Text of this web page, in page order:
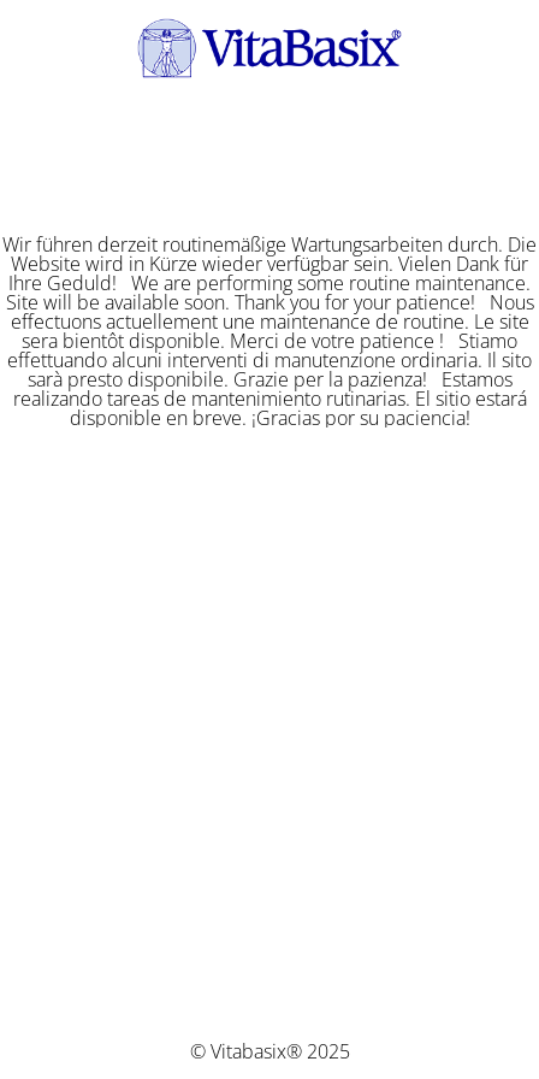
Wir führen derzeit routinemäßige Wartungsarbeiten durch. Die
Website wird in Kürze wieder verfügbar sein. Vielen Dank für
Ihre Geduld! We are performing some routine maintenance.
Site will be available soon. Thank you for your patience! Nous
effectuons actuellement une maintenance de routine. Le site
sera bientôt disponible. Merci de votre patience ! Stiamo
effettuando alcuni interventi di manutenzione ordinaria. Il sito
sarà presto disponibile. Grazie per la pazienza! Estamos
realizando tareas de mantenimiento rutinarias. El sitio estará
disponible en breve. ¡Gracias por su paciencia!
© Vitabasix® 2025